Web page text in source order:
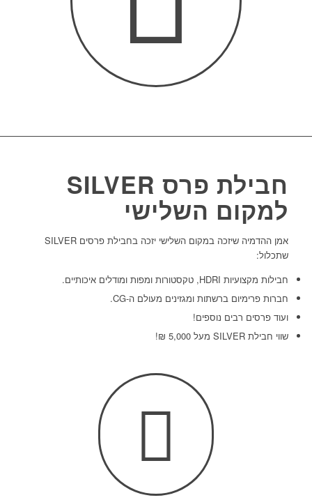
חבילת פרס SILVER
למקום השלישי
אמן ההדמיה שיזכה במקום השלישי יזכה בחבילת פרסים SILVER
שתכלול:
חבילות מקצועיות HDRI, טקסטורות ומפות ומודלים איכותיים.
חברות פרימיום ברשתות ומגזינים מעולם ה-CG.
ועוד פרסים רבים נוספים!
שווי חבילת SILVER מעל 5,000
₪
!